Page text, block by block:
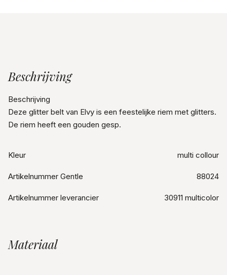
Beschrijving
Beschrijving
Deze glitter belt van Elvy is een feestelijke riem met glitters.
De riem heeft een gouden gesp.
Kleur multi collour
Artikelnummer Gentle 88024
Artikelnummer leverancier 30911 multicolor
Materiaal